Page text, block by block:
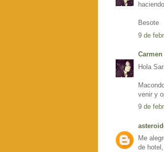
Besote
9 de
Carmen
Hola
venir y
9 de
Me
de